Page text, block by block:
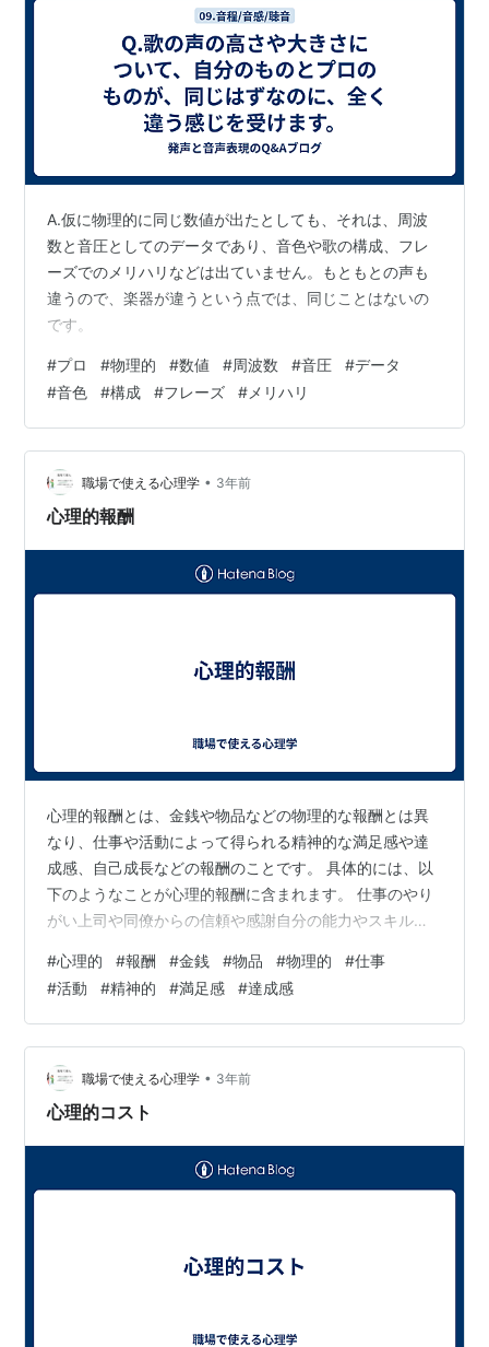
A.仮に物理的に同じ数値が出たとしても、それは、周波
数と音圧としてのデータであり、音色や歌の構成、フレ
ーズでのメリハリなどは出ていません。もともとの声も
違うので、楽器が違うという点では、同じことはないの
です。
#プロ #物理的 #数値 #周波数 #音圧 #データ
#音色 #構成 #フレーズ #メリハリ
職場で使える心理学 • 3年前
心理的報酬
心理的報酬とは、金銭や物品などの物理的な報酬とは異
なり、仕事や活動によって得られる精神的な満足感や達
成感、自己成長などの報酬のことです。 具体的には、以
下のようなことが心理的報酬に含まれます。 仕事のやり
がい上司や同僚からの信頼や感謝自分の能力やスキルを
を得られること目標を達成すること心理的報酬は、従業
員のモチベーションや生産性を高める上で重要な役割を
果たします。心理的報酬が得られることで、従業員は仕
事への意欲が高まり、より良い成果を上げようと努力す
るようになります。また、心理的報酬は、従業員の満足
度や幸福度を高めることにもつながります。 企業…
#心理的 #報酬 #金銭 #物品 #物理的 #仕事
#活動 #精神的 #満足感 #達成感
職場で使える心理学 • 3年前
心理的コスト